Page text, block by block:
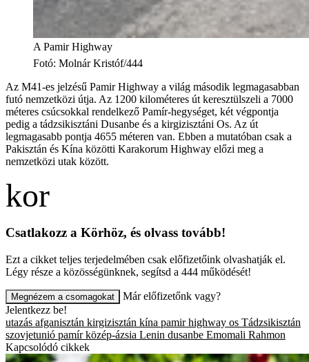
A Pamir Highway
Fotó: Molnár Kristóf/444
Az M41-es jelzésű Pamir Highway a világ második legmagasabban
futó nemzetközi útja. Az 1200 kilométeres út keresztülszeli a 7000
méteres csúcsokkal rendelkező Pamír-hegységet, két végpontja
pedig a tádzsikisztáni Dusanbe és a kirgizisztáni Os. Az út
legmagasabb pontja 4655 méteren van. Ebben a mutatóban csak a
Pakisztán és Kína közötti Karakorum Highway előzi meg a
nemzetközi utak között.
Csatlakozz a Körhöz, és olvass tovább!
Ezt a cikket teljes terjedelmében csak előfizetőink olvashatják el.
Légy része a közösségünknek, segítsd a 444 működését!
Megnézem a csomagokat
Már előfizetőnk vagy?
Jelentkezz be!
utazás afganisztán kirgizisztán kína pamir highway os Tádzsikisztán
szovjetunió pamír közép-ázsia Lenin dusanbe Emomali Rahmon
Kapcsolódó cikkek